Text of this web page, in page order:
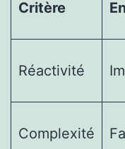
Critère
Réactivité
Complexité